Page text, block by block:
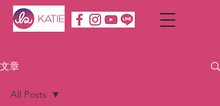
文章
All Posts